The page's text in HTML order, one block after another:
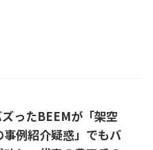
ったBEEMが「架空
事例紹介疑惑」でもバ